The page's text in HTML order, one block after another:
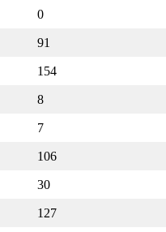
0
91
154
8
7
106
30
127